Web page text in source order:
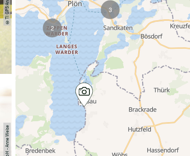
©
Karte wird geladen...
2
3